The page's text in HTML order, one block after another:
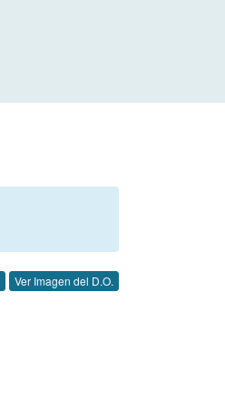
Ver Imagen del D.O.